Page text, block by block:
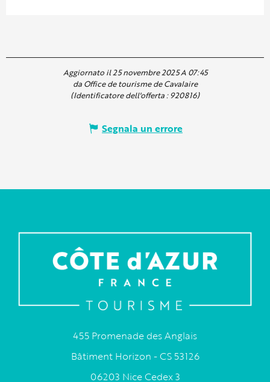
Aggiornato il 25 novembre 2025 A 07:45
da Office de tourisme de Cavalaire
(Identificatore dell'offerta :920816)
Segnala un errore
455 Promenade des Anglais
Bâtiment Horizon - CS 53126
06203 Nice Cedex 3